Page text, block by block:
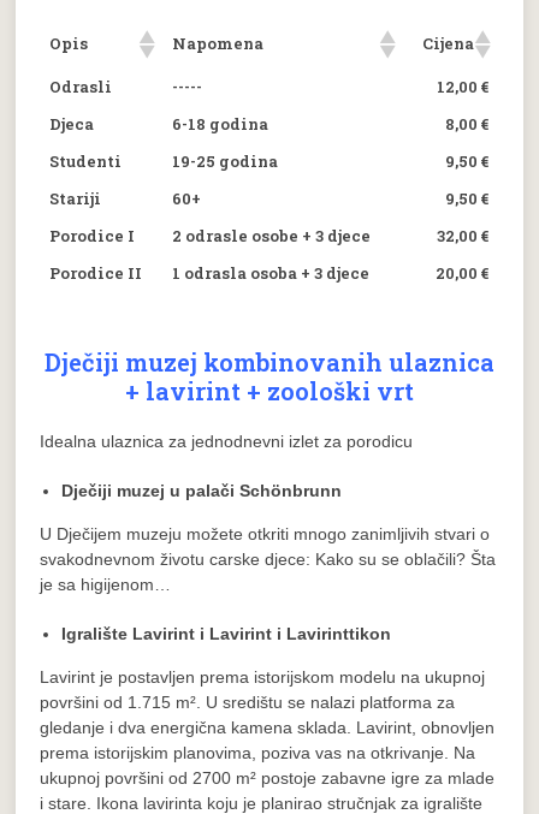
Opis Napomena
Cijena
Odrasli
-----
12,00 €
Djeca
6-18 godina
8,00 €
Studenti
19-25 godina
9,50 €
Stariji
60+
9,50 €
Porodice I
2 odrasle osobe + 3 djece
32,00 €
Porodice II
1 odrasla osoba + 3 djece 20,00 €
Dječiji muzej kombinovanih ulaznica
+ lavirint + zoološki vrt
Idealna ulaznica za jednodnevni izlet za porodicu
Dječiji muzej u palači Schönbrunn
U Dječijem muzeju možete otkriti mnogo zanimljivih stvari o
svakodnevnom životu carske djece: Kako su se oblačili? Šta
je sa higijenom…
Igralište Lavirint i Lavirint i Lavirinttikon
Lavirint je postavljen prema istorijskom modelu na ukupnoj
površini od 1.715 m². U središtu se nalazi platforma za
gledanje i dva energična kamena sklada. Lavirint, obnovljen
prema istorijskim planovima, poziva vas na otkrivanje. Na
ukupnoj površini od 2700 m² postoje zabavne igre za mlade
i stare. Ikona lavirinta koju je planirao stručnjak za igralište